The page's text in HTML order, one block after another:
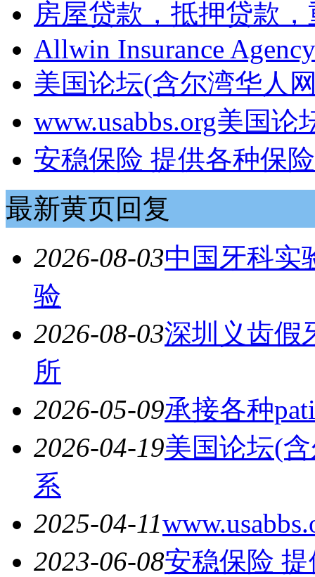
房屋贷款，抵押贷款
Allwin Insurance Agency
美国论坛(含尔湾华人
www.usabbs.org美国
安稳保险 提供各种保
最新黄页回复
2026-08-03中国牙科实
验
2026-08-03深圳义齿假
所
2026-05-09承接各种
2026-04-19美国论坛(
系
2025-04-11
2023-06-08安稳保险